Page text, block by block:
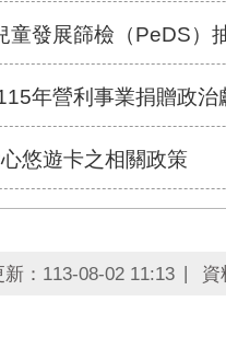
童發展篩檢（PeDS）
年營利事業捐贈政
悠遊卡之相關政策
： 113-08-02 11:13 資